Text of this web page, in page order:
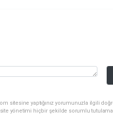
sitesine yaptığınız yorumunuzla ilgili
yönetimi hiçbir şekilde sorumlu